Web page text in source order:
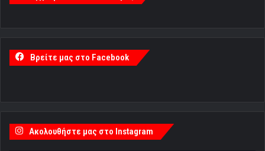
Βρείτε μας στο Facebook
Ακολουθήστε μας στο Instagram